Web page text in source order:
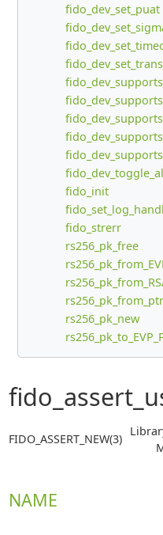
fido_dev_set_puat
fido_init
fido_strerr
rs256_pk_free
rs256_pk_from_ptr
rs256_pk_new
FIDO_ASSERT_NEW(3)
NAME